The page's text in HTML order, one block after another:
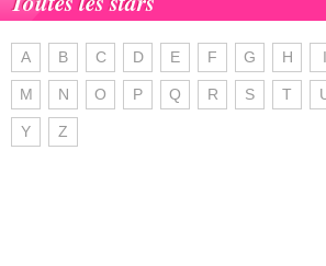
A B C D E F G H I
M N O P Q R S T
Y Z